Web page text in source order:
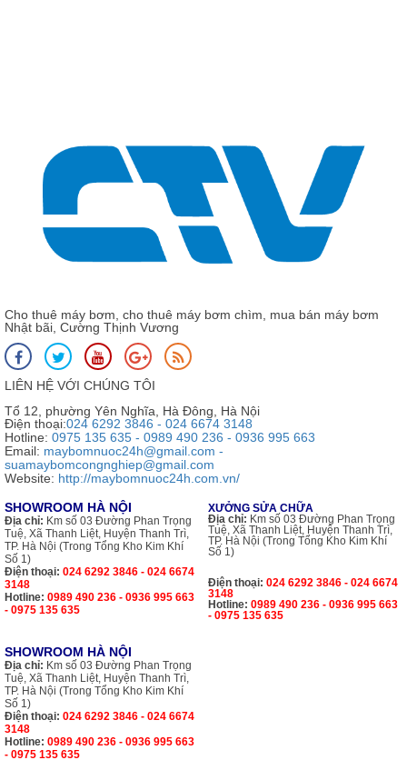
Cho thuê máy bơm, cho thuê máy bơm chìm, mua bán máy bơm
Nhật bãi, Cường Thịnh Vương
LIÊN HỆ VỚI CHÚNG TÔI
Tổ 12, phường Yên Nghĩa, Hà Đông, Hà Nội
Điện thoại:024 6292 3846 - 024 6674 3148
Hotline: 0975 135 635 - 0989 490 236 - 0936 995 663
Email: maybomnuoc24h@gmail.com -
suamaybomcongnghiep@gmail.com
Website: http://maybomnuoc24h.com.vn/
SHOWROOM HÀ NỘI
Địa chỉ: Km số 03 Đường Phan Trọng
Tuệ, Xã Thanh Liệt, Huyện Thanh Trì,
TP. Hà Nội (Trong Tổng Kho Kim Khí
Số 1)
Điện thoại: 024 6292 3846 - 024 6674
3148
Hotline: 0989 490 236 - 0936 995 663
- 0975 135 635
XƯỞNG SỬA CHỮA
Địa chỉ: Km số 03 Đường Phan Trọng
Tuệ, Xã Thanh Liệt, Huyện Thanh Trì,
TP. Hà Nội (Trong Tổng Kho Kim Khí
Số 1)
Điện thoại: 024 6292 3846 - 024 6674
3148
Hotline: 0989 490 236 - 0936 995 663
- 0975 135 635
SHOWROOM HÀ NỘI
Địa chỉ: Km số 03 Đường Phan Trọng
Tuệ, Xã Thanh Liệt, Huyện Thanh Trì,
TP. Hà Nội (Trong Tổng Kho Kim Khí
Số 1)
Điện thoại: 024 6292 3846 - 024 6674
3148
Hotline: 0989 490 236 - 0936 995 663
- 0975 135 635